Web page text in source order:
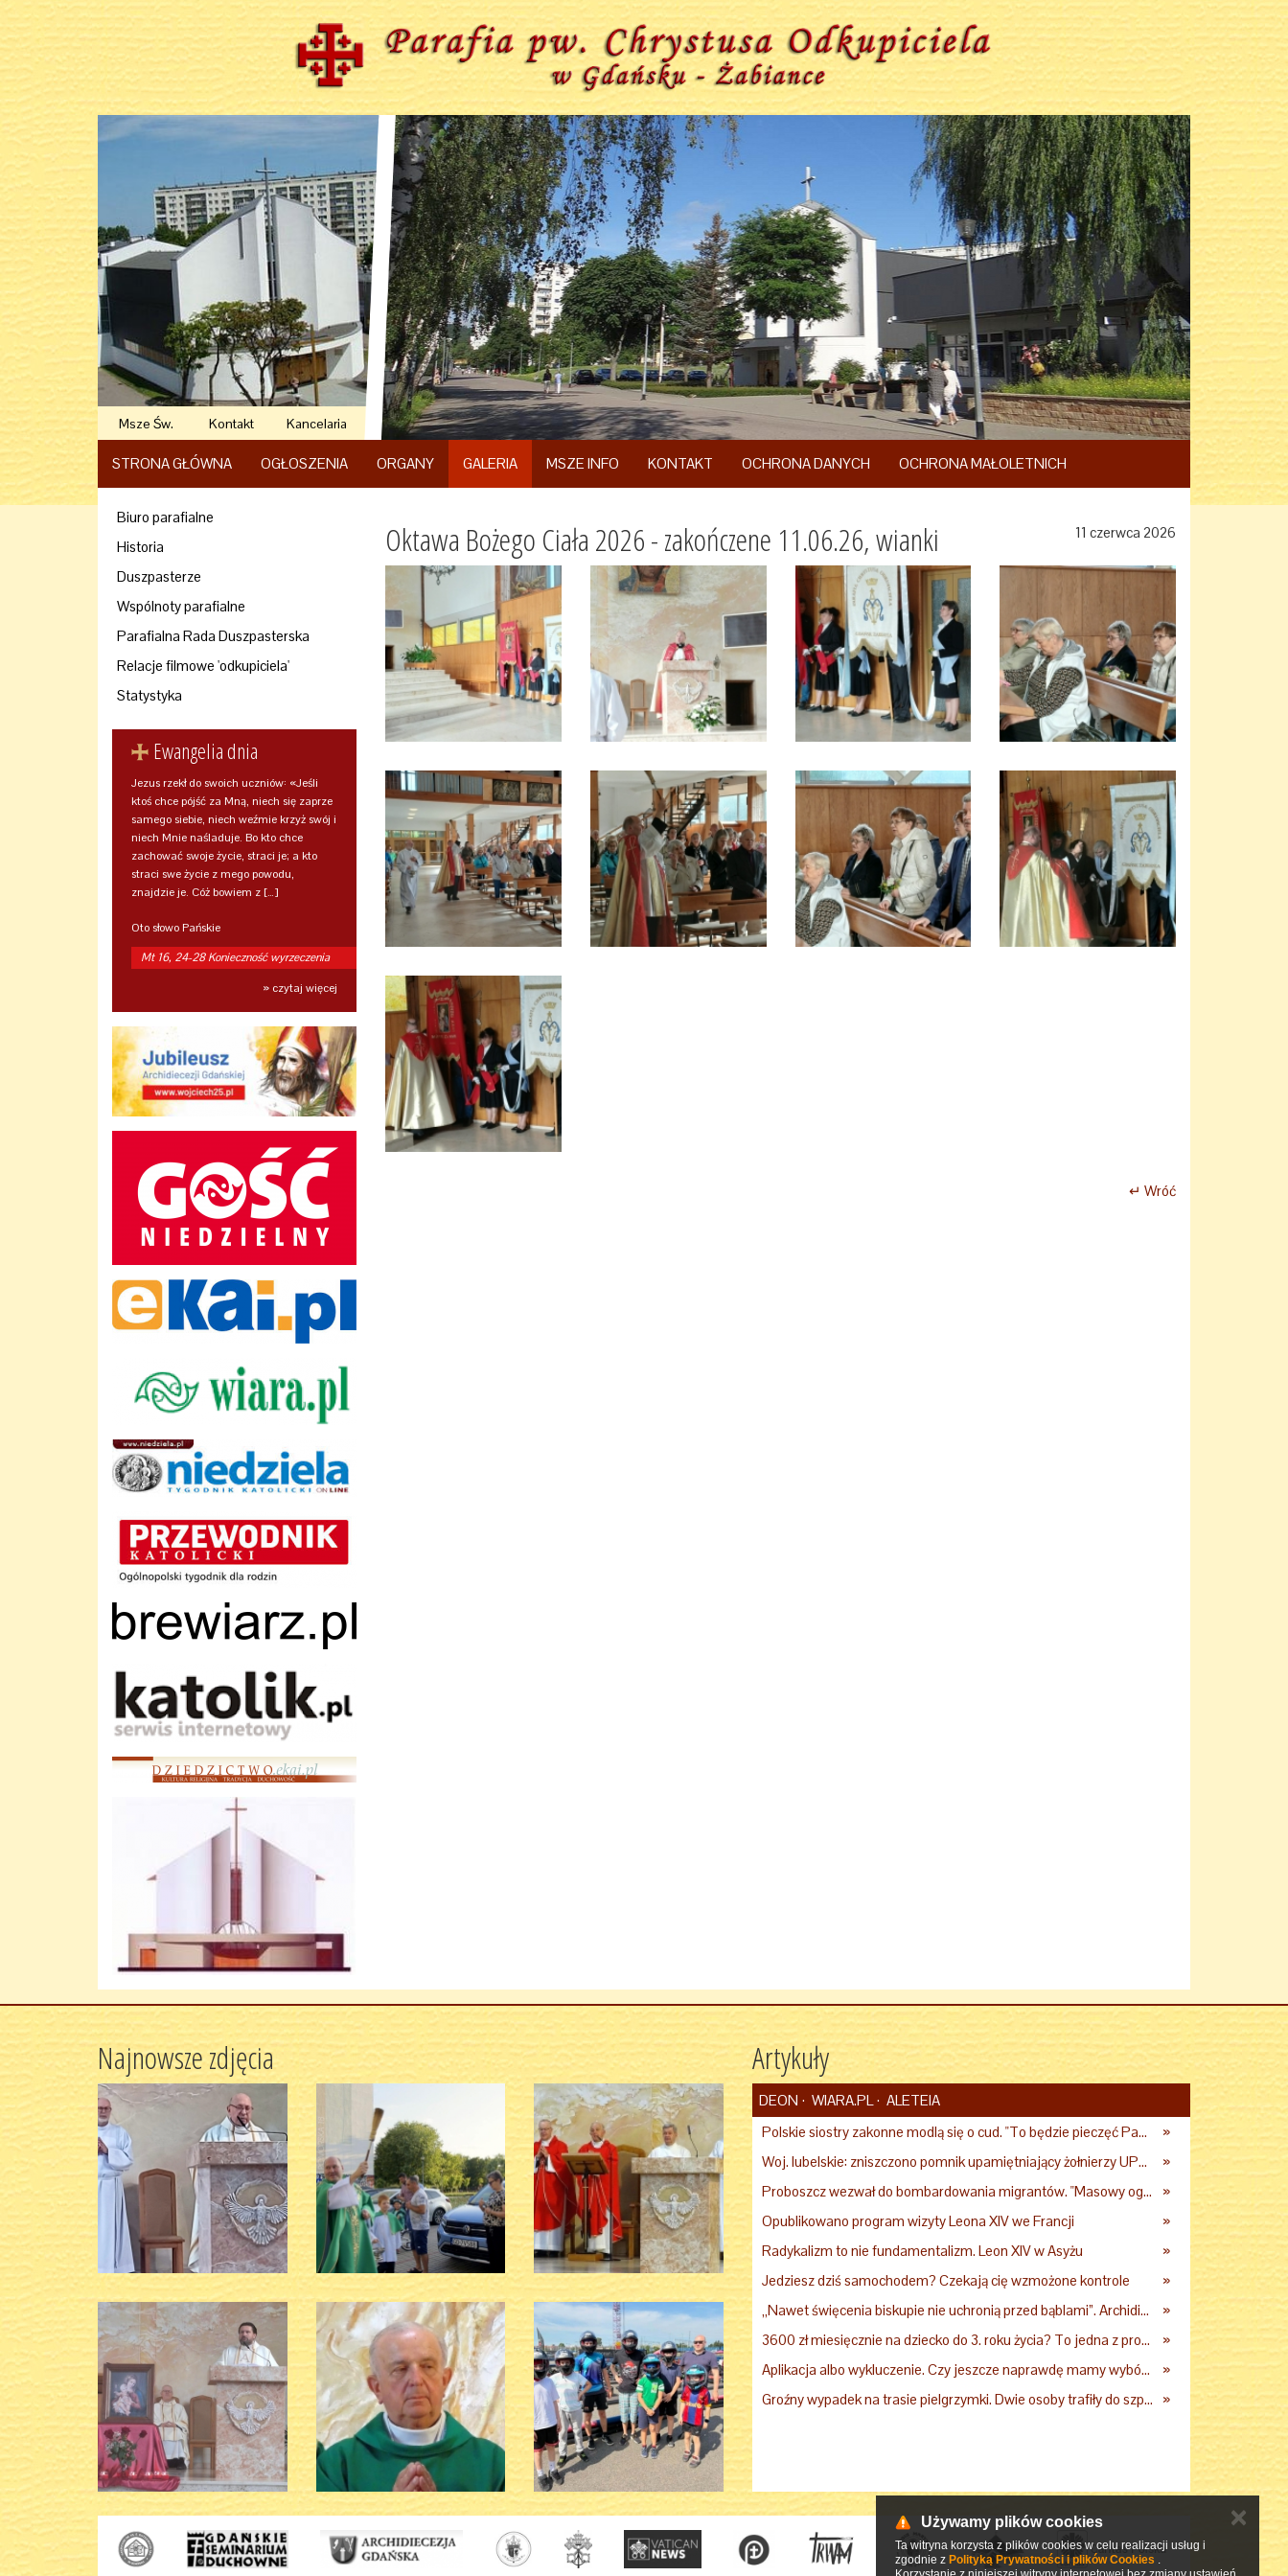
Msze Św. Kontakt Kancelaria
STRONA GŁÓWNA OGŁOSZENIA ORGANY GALERIA MSZE INFO KONTAKT OCHRONA DANYCH OCHRONA MAŁOLETNICH
Biuro parafialne
Historia
Duszpasterze
Wspólnoty parafialne
Parafialna Rada Duszpasterska
Relacje filmowe 'odkupiciela'
Statystyka
Ewangelia dnia
Jezus rzekł do swoich uczniów: «Jeśli
ktoś chce pójść za Mną, niech się zaprze
samego siebie, niech weźmie krzyż swój i
niech Mnie naśladuje. Bo kto chce
zachować swoje życie, straci je; a kto
straci swe życie z mego powodu,
znajdzie je. Cóż bowiem z […]
Oto słowo Pańskie
Mt 16, 24-28 Konieczność wyrzeczenia
» czytaj więcej
11 czerwca 2026
Oktawa Bożego Ciała 2026 - zakończene 11.06.26, wianki
↵ Wróć
Najnowsze zdjęcia Artykuły
DEON WIARA.PL
ALETEIA
»
Polskie siostry zakonne modlą się o cud. "To będzie pieczęć Pana Boga dla naszej wiary"
»
Woj. lubelskie: zniszczono pomnik upamiętniający żołnierzy UPA. Ambasada Ukrainy reaguje
»
Proboszcz wezwał do bombardowania migrantów. "Masowy ogień przeciwko najeźdźcom!"
»
Opublikowano program wizyty Leona XIV we Francji
»
Radykalizm to nie fundamentalizm. Leon XIV w Asyżu
»
Jedziesz dziś samochodem? Czekają cię wzmożone kontrole
»
„Nawet święcenia biskupie nie uchronią przed bąblami”. Archidiecezja pokazała nagranie z pielgrzymki
»
3600 zł miesięcznie na dziecko do 3. roku życia? To jedna z propozycji programu "Rozwój Plus"
»
Aplikacja albo wykluczenie. Czy jeszcze naprawdę mamy wybór?
»
Groźny wypadek na trasie pielgrzymki. Dwie osoby trafiły do szpitala
Używamy plików cookies
Ta witryna korzysta z plików cookies w celu realizacji usług i
zgodnie z Polityką Prywatności i plików Cookies .
✕